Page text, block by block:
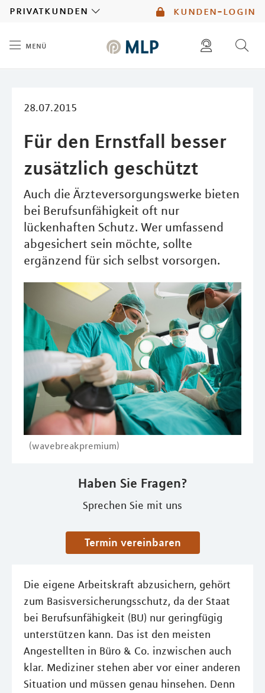
kunden-login
privatkunden
menü
28.07.2015
Für den Ernstfall besser
zusätzlich geschützt
Auch die Ärzteversorgungswerke bieten
bei Berufsunfähigkeit oft nur
lückenhaften Schutz. Wer umfassend
abgesichert sein möchte, sollte
ergänzend für sich selbst vorsorgen.
(wavebreakpremium)
Haben Sie Fragen?
Sprechen Sie mit uns
Termin vereinbaren
Die eigene Arbeitskraft abzusichern, gehört
zum Basisversicherungsschutz, da der Staat
bei Berufsunfähigkeit (BU) nur geringfügig
unterstützen kann. Das ist den meisten
Angestellten in Büro & Co. inzwischen auch
klar. Mediziner stehen aber vor einer anderen
Situation und müssen genau hinsehen. Denn